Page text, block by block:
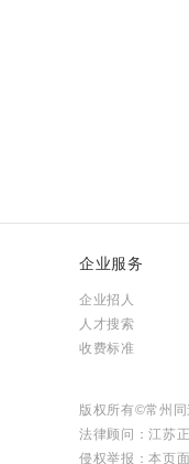
企业服务
企业招人
人才搜索
收费标准
版权所有©常州
法律顾问：江苏
侵权举报：本页